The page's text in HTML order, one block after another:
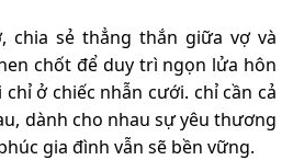
chia sẻ thẳng thắn giữa vợ và
chốt để duy trì ngọn lửa hôn
ở chiếc nhẫn cưới. chỉ cần cả
dành cho nhau sự yêu thương
gia đình vẫn sẽ bền vững.